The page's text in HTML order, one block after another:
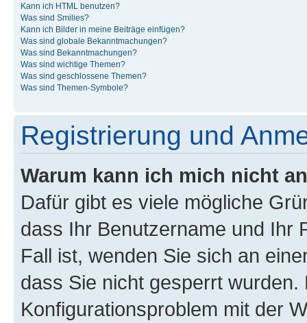
Kann ich HTML benutzen?
Was sind Smilies?
Kann ich Bilder in meine Beiträge einfügen?
Was sind globale Bekanntmachungen?
Was sind Bekanntmachungen?
Was sind wichtige Themen?
Was sind geschlossene Themen?
Was sind Themen-Symbole?
Registrierung und
Warum kann ich mich nicht
Dafür gibt es viele mögliche
dass Ihr Benutzername und Ihr
Fall ist, wenden Sie sich an
dass Sie nicht gesperrt
Konfigurationsproblem mit der